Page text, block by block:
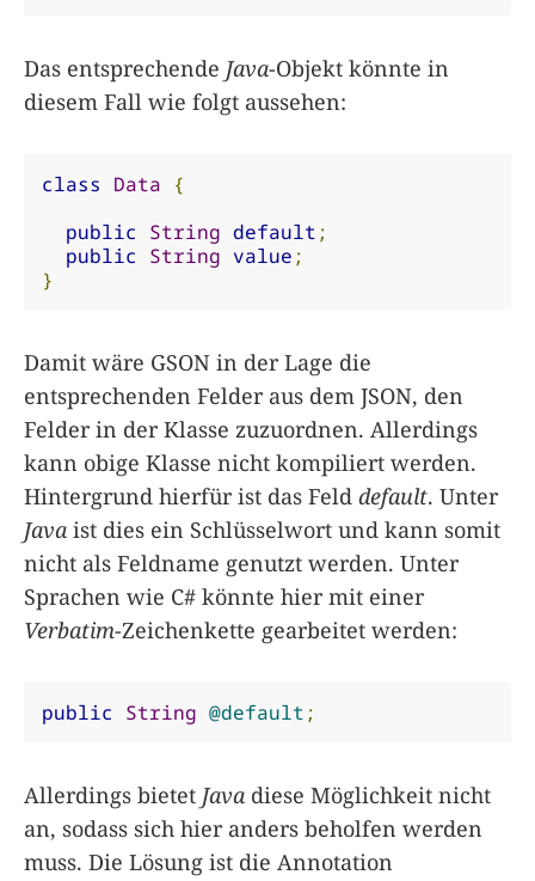
Das entsprechende Java-Objekt könnte in
diesem Fall wie folgt aussehen:
class Data {
public String default ;
public String value ;
}
Damit wäre GSON in der Lage die
entsprechenden Felder aus dem JSON, den
Felder in der Klasse zuzuordnen. Allerdings
kann obige Klasse nicht kompiliert werden.
Hintergrund hierfür ist das Feld default. Unter
Java ist dies ein Schlüsselwort und kann somit
nicht als Feldname genutzt werden. Unter
Sprachen wie C# könnte hier mit einer
Verbatim-Zeichenkette gearbeitet werden:
public String @default ;
Allerdings bietet Java diese Möglichkeit nicht
an, sodass sich hier anders beholfen werden
muss. Die Lösung ist die Annotation